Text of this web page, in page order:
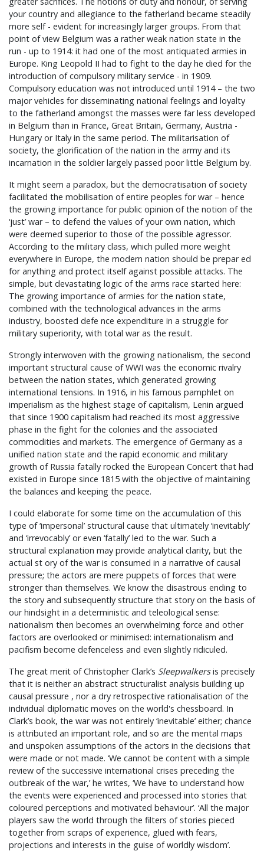
your country and allegiance to the fatherland became steadily
more self - evident for increasingly larger groups. From that
point of view Belgium was a rather weak nation state in the
run - up to 1914: it had one of the most antiquated armies in
Europe. King Leopold II had to fight to the day he died for the
introduction of compulsory military service - in 1909.
Compulsory education was not introduced until 1914 – the two
major vehicles for disseminating national feelings and loyalty
to the fatherland amongst the masses were far less developed
in Belgium than in France, Great Britain, Germany, Austria -
Hungary or Italy in the same period. The militarisation of
society, the glorification of the nation in the army and its
incarnation in the soldier largely passed poor little Belgium by.
It might seem a paradox, but the democratisation of society
facilitated the mobilisation of entire peoples for war – hence
the growing importance for public opinion of the notion of the
‘just’ war – to defend the values of your own nation, which
were deemed superior to those of the possible agressor.
According to the military class, which pulled more weight
everywhere in Europe, the modern nation should be prepar ed
for anything and protect itself against possible attacks. The
simple, but devastating logic of the arms race started here:
The growing importance of armies for the nation state,
combined with the technological advances in the arms
industry, boosted defe nce expenditure in a struggle for
military superiority, with total war as the result.
Strongly interwoven with the growing nationalism, the second
important structural cause of WWI was the economic rivalry
between the nation states, which generated growing
international tensions. In 1916, in his famous pamphlet on
imperialism as the highest stage of capitalism, Lenin argued
that since 1900 capitalism had reached its most aggressive
phase in the fight for the colonies and the associated
commodities and markets. The emergence of Germany as a
unified nation state and the rapid economic and military
growth of Russia fatally rocked the European Concert that had
existed in Europe since 1815 with the objective of maintaining
the balances and keeping the peace.
I could elaborate for some time on the accumulation of this
type of ‘impersonal’ structural cause that ultimately ‘inevitably’
and ‘irrevocably’ or even ‘fatally’ led to the war. Such a
structural explanation may provide analytical clarity, but the
actual st ory of the war is consumed in a narrative of causal
pressure; the actors are mere puppets of forces that were
stronger than themselves. We know the disastrous ending to
the story and subsequently structure that story on the basis of
our hindsight in a deterministic and teleological sense:
nationalism then becomes an overwhelming force and other
factors are overlooked or minimised: internationalism and
pacifism become defenceless and even slightly ridiculed.
The great merit of Christopher Clark’s Sleepwalkersis precisely
that it is neither an abstract structuralist analysis building up
causal pressure , nor a dry retrospective rationalisation of the
individual diplomatic moves on the world's chessboard. In
Clark’s book, the war was not entirely ‘inevitable’ either; chance
is attributed an important role, and so are the mental maps
and unspoken assumptions of the actors in the decisions that
were made or not made. ‘We cannot be content with a simple
review of the successive international crises preceding the
outbreak of the war,’ he writes, ‘We have to understand how
the events were experienced and processed into stories that
coloured perceptions and motivated behaviour’. ‘All the major
players saw the world through the filters of stories pieced
together from scraps of experience, glued with fears,
projections and interests in the guise of worldly wisdom’.